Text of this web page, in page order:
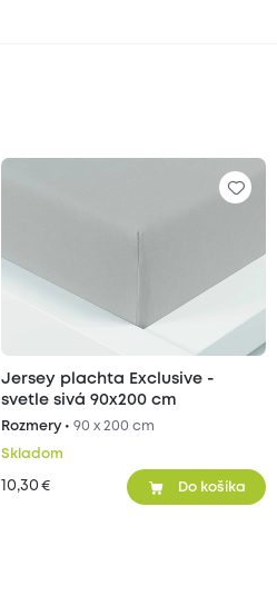
Jersey plachta Exclusive -
svetle sivá 90x200 cm
Rozmery •90 x 200 cm
Skladom
10,30 € Do košíka